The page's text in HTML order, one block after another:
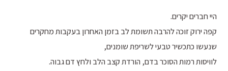
היי חברים יקרים.
קפה ירוק זוכה להרבה תשומת לב בזמן האחרון בעקבות מחקרים
שנעשו כתכשיר טבעי לשריפת שומנים,
לוויסות רמות הסוכר בדם, הורדת קצב הלב ולחץ דם גבוה.